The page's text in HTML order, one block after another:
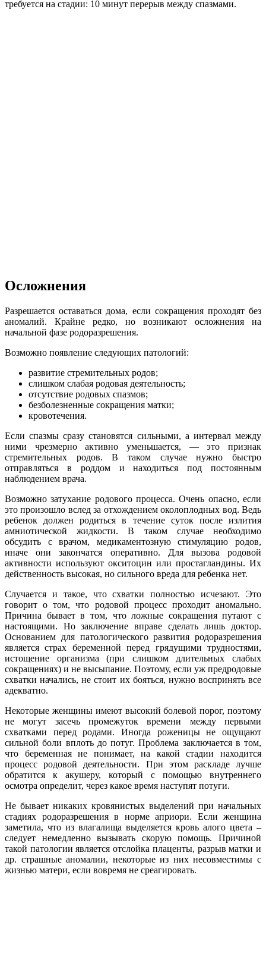
требуется на стадии: 10 минут перерыв между спазмами.
Осложнения
Разрешается оставаться дома, если сокращения проходят без
аномалий. Крайне редко, но возникают осложнения на
начальной фазе родоразрешения.
Возможно появление следующих патологий:
развитие стремительных родов;
слишком слабая родовая деятельность;
отсутствие родовых спазмов;
безболезненные сокращения матки;
кровотечения.
Если спазмы сразу становятся сильными, а интервал между
ними чрезмерно активно уменьшается, — это признак
стремительных родов. В таком случае нужно быстро
отправляться в роддом и находиться под постоянным
наблюдением врача.
Возможно затухание родового процесса. Очень опасно, если
это произошло вслед за отхождением околоплодных вод. Ведь
ребенок должен родиться в течение суток после излития
амниотической жидкости. В таком случае необходимо
обсудить с врачом, медикаментозную стимуляцию родов,
иначе они закончатся оперативно. Для вызова родовой
активности используют окситоцин или простагландины. Их
действенность высокая, но сильного вреда для ребенка нет.
Случается и такое, что схватки полностью исчезают. Это
говорит о том, что родовой процесс проходит аномально.
Причина бывает в том, что ложные сокращения путают с
настоящими. Но заключение вправе сделать лишь доктор.
Основанием для патологического развития родоразрешения
является страх беременной перед грядущими трудностями,
истощение организма (при слишком длительных слабых
сокращениях) и не высыпание. Поэтому, если уж предродовые
схватки начались, не стоит их бояться, нужно воспринять все
адекватно.
Некоторые женщины имеют высокий болевой порог, поэтому
не могут засечь промежуток времени между первыми
схватками перед родами. Иногда роженицы не ощущают
сильной боли вплоть до потуг. Проблема заключается в том,
что беременная не понимает, на какой стадии находится
процесс родовой деятельности. При этом раскладе лучше
обратится к акушеру, который с помощью внутреннего
осмотра определит, через какое время наступят потуги.
Не бывает никаких кровянистых выделений при начальных
стадиях родоразрешения в норме априори. Если женщина
заметила, что из влагалища выделяется кровь алого цвета –
следует немедленно вызывать скорую помощь. Причиной
такой патологии является отслойка плаценты, разрыв матки и
др. страшные аномалии, некоторые из них несовместимы с
жизнью матери, если вовремя не среагировать.